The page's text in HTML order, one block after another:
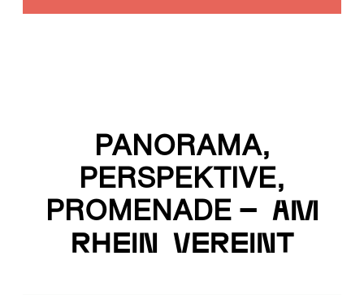
PANORAMA,
PERSPEKTIVE,
PROMENADE – AM
RHEIN VEREINT